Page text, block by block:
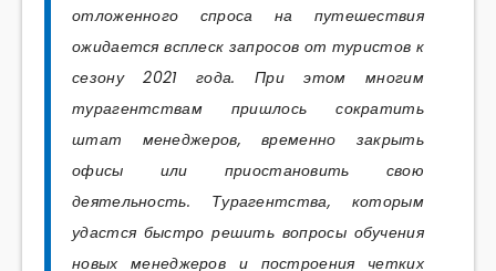
отложенного спроса на путешествия
ожидается всплеск запросов от туристов к
сезону 2021 года. При этом многим
турагентствам пришлось сократить
штат менеджеров, временно закрыть
офисы или приостановить свою
деятельность. Турагентства, которым
удастся быстро решить вопросы обучения
новых менеджеров и построения четких